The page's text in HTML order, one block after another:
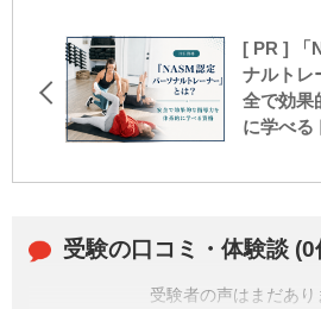
[ PR ] 「
ナルトレ
全で効果
に学べる
受験の口コミ・体験談 (0
受験者の声はまだあり